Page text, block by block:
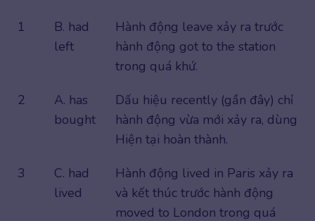
1
B. had
left
Hành động leave xảy ra trước
hành động got to the station
trong quá khứ.
2
A. has
bought
Dấu hiệu recently (gần đây) chỉ
hành động vừa mới xảy ra, dùng
Hiện tại hoàn thành.
3
C. had
lived
Hành động lived in Paris xảy ra
và kết thúc trước hành động
moved to London trong quá